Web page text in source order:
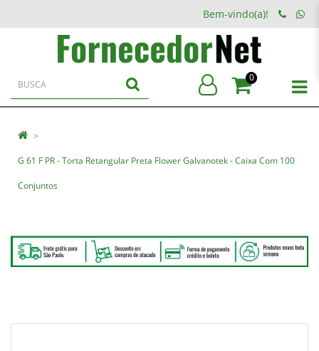
Bem-vindo(a)!
0
G 61 F PR - Torta Retangular Preta Flower Galvanotek - Caixa Com 100
Conjuntos